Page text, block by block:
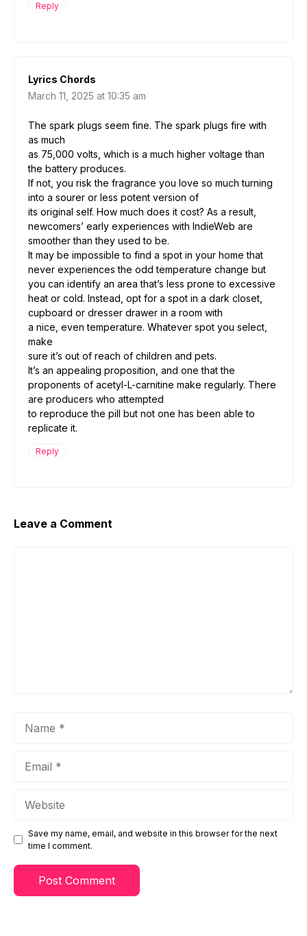
Reply
Lyrics Chords
March 11, 2025 at 10:35 am
The spark plugs seem fine. The spark plugs fire with
as much
as 75,000 volts, which is a much higher voltage than
the battery produces.
If not, you risk the fragrance you love so much turning
into a sourer or less potent version of
its original self. How much does it cost? As a result,
newcomers’ early experiences with IndieWeb are
smoother than they used to be.
It may be impossible to find a spot in your home that
never experiences the odd temperature change but
you can identify an area that’s less prone to excessive
heat or cold. Instead, opt for a spot in a dark closet,
cupboard or dresser drawer in a room with
a nice, even temperature. Whatever spot you select,
make
sure it’s out of reach of children and pets.
It’s an appealing proposition, and one that the
proponents of acetyl-L-carnitine make regularly. There
are producers who attempted
to reproduce the pill but not one has been able to
replicate it.
Reply
Leave a Comment
Save my name, email, and website in this browser for the next
time I comment.